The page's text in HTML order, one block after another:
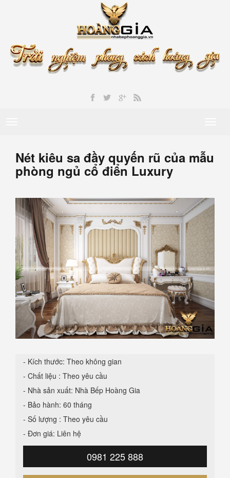
Nét kiêu sa đầy quyến rũ của mẫu
phòng ngủ cổ điển Luxury
- Kích thước: Theo không gian
- Chất liệu : Theo yêu cầu
- Nhà sản xuất: Nhà Bếp Hoàng Gia
- Bảo hành: 60 tháng
- Số lượng : Theo yêu cầu
- Đơn giá: Liên hệ
0981 225 888